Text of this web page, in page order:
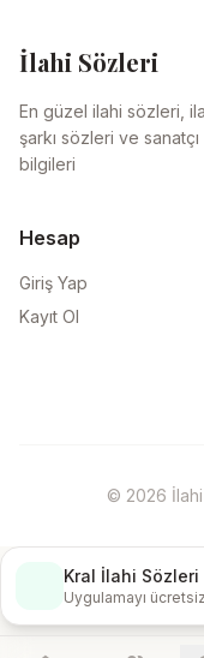
İlahi Sözleri
En güzel ilahi sözleri,
şarkı sözleri ve sanatçı
bilgileri
Hesap
Giriş Yap
Kayıt Ol
© 2026 İlahi
Kral İlahi Sözleri
Uygulamayı